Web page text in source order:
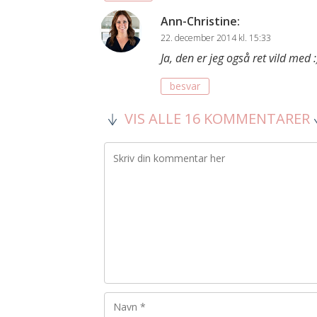
Ann-Christine:
22. december 2014 kl. 15:33
Ja, den er jeg også ret vild med
besvar
VIS ALLE 16 KOMMENTARER